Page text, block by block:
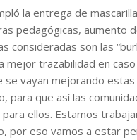
la entrega de
pedagógicas, aumento
consideradas son las
mejor trazabilidad en
vayan mejorando
para que así las
ellos. Estamos
por eso vamos a estar